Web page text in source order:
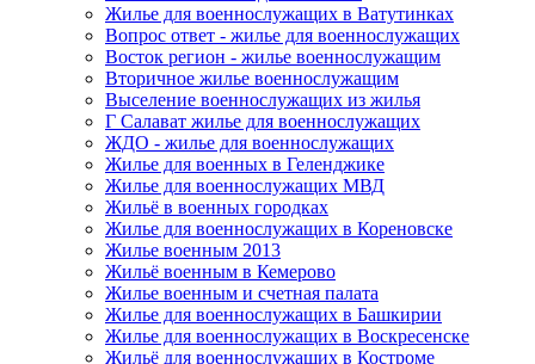
Жилье для военнослужащих в Ватутинках
Вопрос ответ - жилье для военнослужащих
Восток регион - жилье военнослужащим
Вторичное жилье военнослужащим
Выселение военнослужащих из жилья
Г Салават жилье для военнослужащих
ЖДО - жилье для военнослужащих
Жилье для военных в Геленджике
Жилье для военнослужащих МВД
Жильё в военных городках
Жилье для военнослужащих в Кореновске
Жилье военным 2013
Жильё военным в Кемерово
Жилье военным и счетная палата
Жилье для военнослужащих в Башкирии
Жилье для военнослужащих в Воскресенске
Жильё для военнослужащих в Костроме